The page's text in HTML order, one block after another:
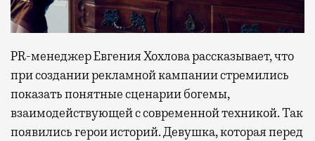
PR-менеджер Евгения Хохлова рассказывает, что
при создании рекламной кампании стремились
показать понятные сценарии богемы,
взаимодействующей с современной техникой. Так
появились герои историй. Девушка, которая перед